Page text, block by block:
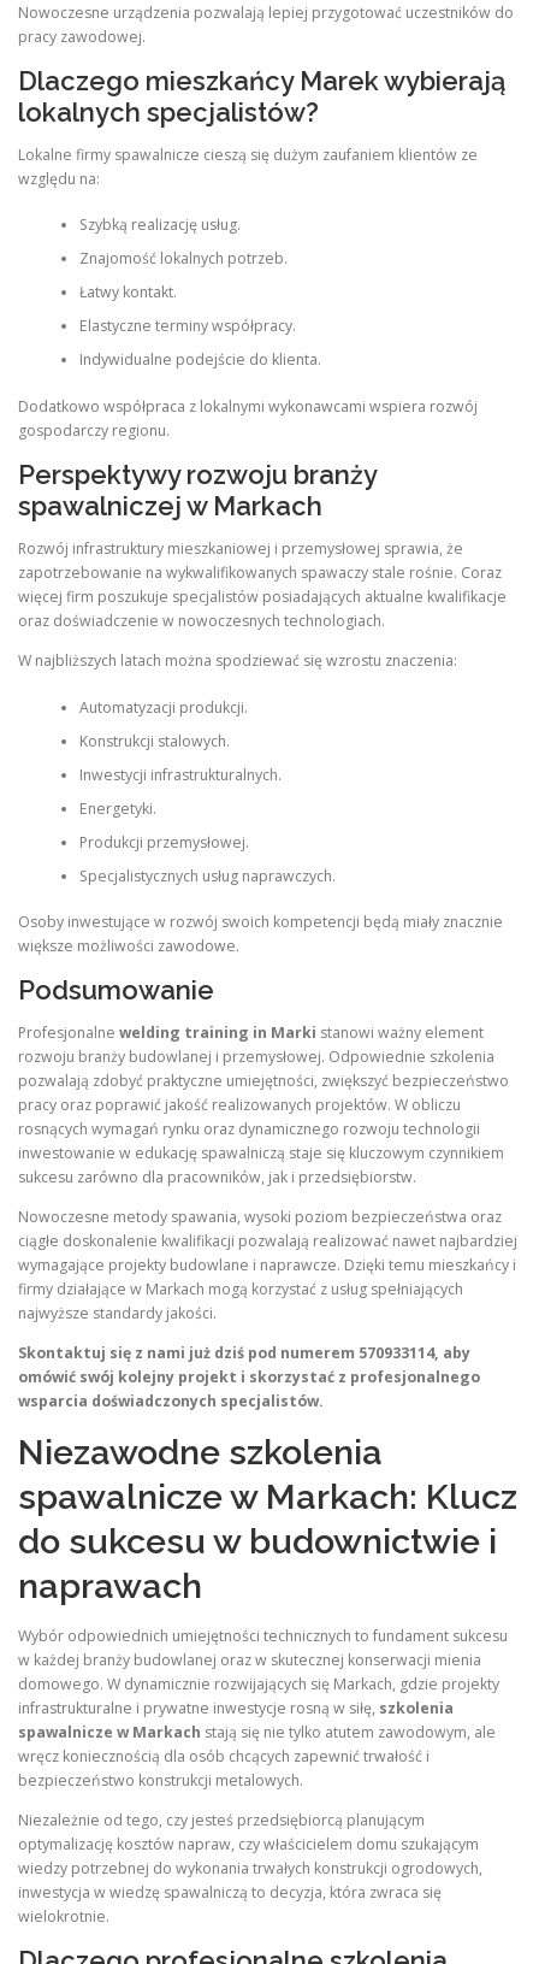
Nowoczesne urządzenia pozwalają lepiej przygotować uczestników do
pracy zawodowej.
Dlaczego mieszkańcy Marek wybierają
lokalnych specjalistów?
Lokalne firmy spawalnicze cieszą się dużym zaufaniem klientów ze
względu na:
Szybką realizację usług.
Znajomość lokalnych potrzeb.
Łatwy kontakt.
Elastyczne terminy współpracy.
Indywidualne podejście do klienta.
Dodatkowo współpraca z lokalnymi wykonawcami wspiera rozwój
gospodarczy regionu.
Perspektywy rozwoju branży
spawalniczej w Markach
Rozwój infrastruktury mieszkaniowej i przemysłowej sprawia, że
zapotrzebowanie na wykwalifikowanych spawaczy stale rośnie. Coraz
więcej firm poszukuje specjalistów posiadających aktualne kwalifikacje
oraz doświadczenie w nowoczesnych technologiach.
W najbliższych latach można spodziewać się wzrostu znaczenia:
Automatyzacji produkcji.
Konstrukcji stalowych.
Inwestycji infrastrukturalnych.
Energetyki.
Produkcji przemysłowej.
Specjalistycznych usług naprawczych.
Osoby inwestujące w rozwój swoich kompetencji będą miały znacznie
większe możliwości zawodowe.
Podsumowanie
Profesjonalne welding training in Marki stanowi ważny element
rozwoju branży budowlanej i przemysłowej. Odpowiednie szkolenia
pozwalają zdobyć praktyczne umiejętności, zwiększyć bezpieczeństwo
pracy oraz poprawić jakość realizowanych projektów. W obliczu
rosnących wymagań rynku oraz dynamicznego rozwoju technologii
inwestowanie w edukację spawalniczą staje się kluczowym czynnikiem
sukcesu zarówno dla pracowników, jak i przedsiębiorstw.
Nowoczesne metody spawania, wysoki poziom bezpieczeństwa oraz
ciągłe doskonalenie kwalifikacji pozwalają realizować nawet najbardziej
wymagające projekty budowlane i naprawcze. Dzięki temu mieszkańcy i
firmy działające w Markach mogą korzystać z usług spełniających
najwyższe standardy jakości.
Skontaktuj się z nami już dziś pod numerem 570933114, aby
omówić swój kolejny projekt i skorzystać z profesjonalnego
wsparcia doświadczonych specjalistów.
Niezawodne szkolenia
spawalnicze w Markach: Klucz
do sukcesu w budownictwie i
naprawach
Wybór odpowiednich umiejętności technicznych to fundament sukcesu
w każdej branży budowlanej oraz w skutecznej konserwacji mienia
domowego. W dynamicznie rozwijających się Markach, gdzie projekty
infrastrukturalne i prywatne inwestycje rosną w siłę, szkolenia
spawalnicze w Markach stają się nie tylko atutem zawodowym, ale
wręcz koniecznością dla osób chcących zapewnić trwałość i
bezpieczeństwo konstrukcji metalowych.
Niezależnie od tego, czy jesteś przedsiębiorcą planującym
optymalizację kosztów napraw, czy właścicielem domu szukającym
wiedzy potrzebnej do wykonania trwałych konstrukcji ogrodowych,
inwestycja w wiedzę spawalniczą to decyzja, która zwraca się
wielokrotnie.